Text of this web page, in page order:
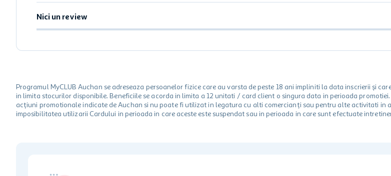
Nici un review
Programul MyCLUB Auchan se adreseaza persoanelor fizice care au varsta de peste 18 ani impliniti la data inscrierii și
in limita stocurilor disponibile. Beneficiile se acorda in limita a 12 unitati / card client o singura data in perioada
acțiuni promotionale indicate de Auchan si nu poate fi utilizat in legatura cu alti comercianți sau pentru alte activitati in
imposibilitatea utilizarii Cardului in perioada in care aceste este suspendat sau in perioada in care sunt efectuate